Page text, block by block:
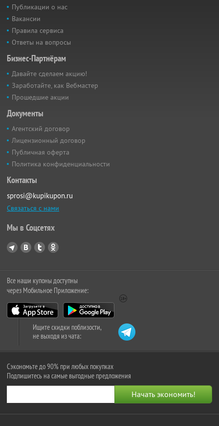
Публикации о нас
Вакансии
Правила сервиса
Ответы на вопросы
Бизнес-Партнёрам
Давайте сделаем акцию!
Заработайте, как Вебмастер
Прошедшие акции
Документы
Агентский договор
Лицензионный договор
Публичная оферта
Политика конфиденциальности
Контакты
sprosi@kupikupon.ru
Связаться с нами
Мы в Соцсетях
Все наши купоны доступны
через Мобильное Приложение:
Ищите скидки поблизости,
не выходя из чата:
Сэкономьте до 90% при любых покупках
Подпишитесь на самые выгодные предложения